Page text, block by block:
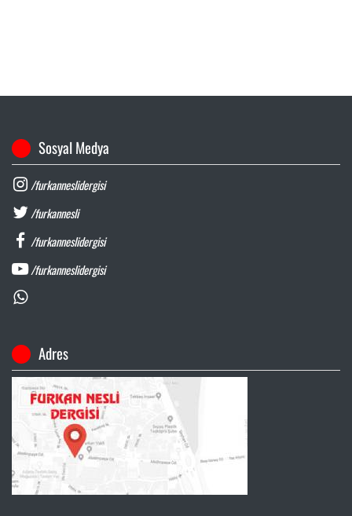
Sosyal Medya
/furkanneslidergisi
/furkannesli
/furkanneslidergisi
/furkanneslidergisi
Adres